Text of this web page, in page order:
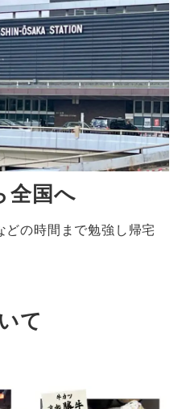
全国へ
どの時間まで勉強し帰宅
て